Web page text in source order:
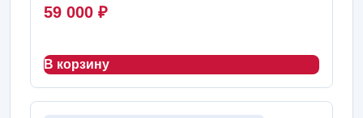
59 000 ₽
В корзину